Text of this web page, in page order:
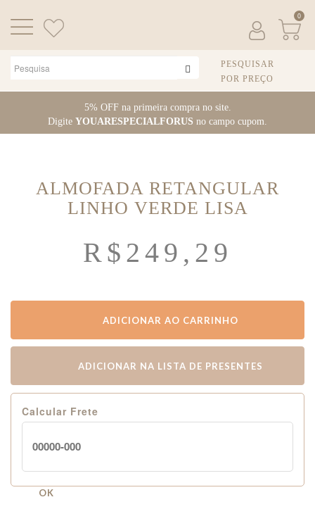
o
5% OFF na primeira compra no site.
Digite YOUARESPECIALFORUS no campo cupom.
0
PESQUISAR
POR PREÇO
ALMOFADA RETANGULAR
LINHO VERDE LISA
R$ 249,29
ADICIONAR AO CARRINHO
ADICIONAR NA LISTA DE PRESENTES
Calcular Frete
OK